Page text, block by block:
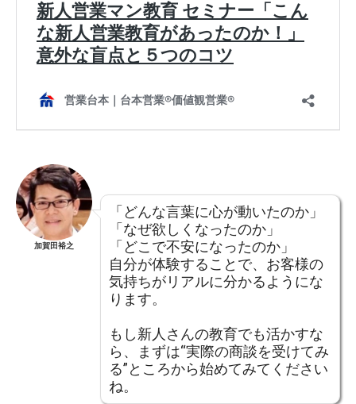
加賀田裕之
「どんな言葉に心が動いたのか」
「なぜ欲しくなったのか」
「どこで不安になったのか」
自分が体験することで、お客様の
気持ちがリアルに分かるようにな
ります。
もし新人さんの教育でも活かすな
ら、まずは“実際の商談を受けてみ
る”ところから始めてみてください
ね。